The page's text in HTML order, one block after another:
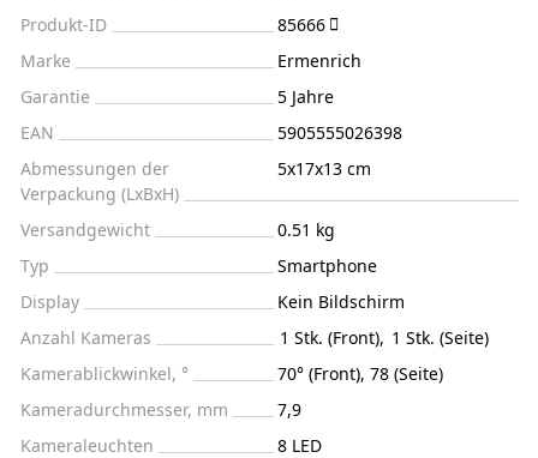
Produkt-ID
85666
Marke
Ermenrich
Garantie
5 Jahre
EAN
5905555026398
Abmessungen der
Verpackung (LxBxH)
5x17x13 cm
Versandgewicht
0.51 kg
Typ
Smartphone
Display
Kein Bildschirm
Anzahl Kameras
1 Stk. (Front), 1 Stk. (Seite)
Kamerablickwinkel, °
70° (Front), 78 (Seite)
Kameradurchmesser, mm
7,9
Kameraleuchten
8 LED